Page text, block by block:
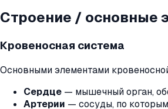
Строение / основные
Кровеносная система
Основными элементами
Сердце — мышечный орган,
Артерии — сосуды, по